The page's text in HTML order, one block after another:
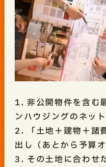
1. 非公開物件を含む
ンハウジングのネッ
2. 「土地＋建物＋諸
出し（あとから予算
3. その土地に合わせ